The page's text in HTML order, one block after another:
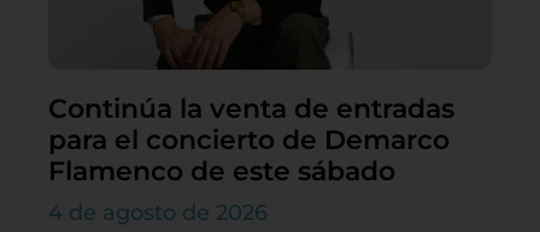
Continúa la venta de entradas
para el concierto de Demarco
Flamenco de este sábado
4 de agosto de 2026